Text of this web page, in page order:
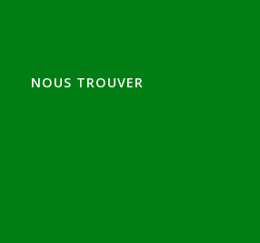
NOUS TROUVER